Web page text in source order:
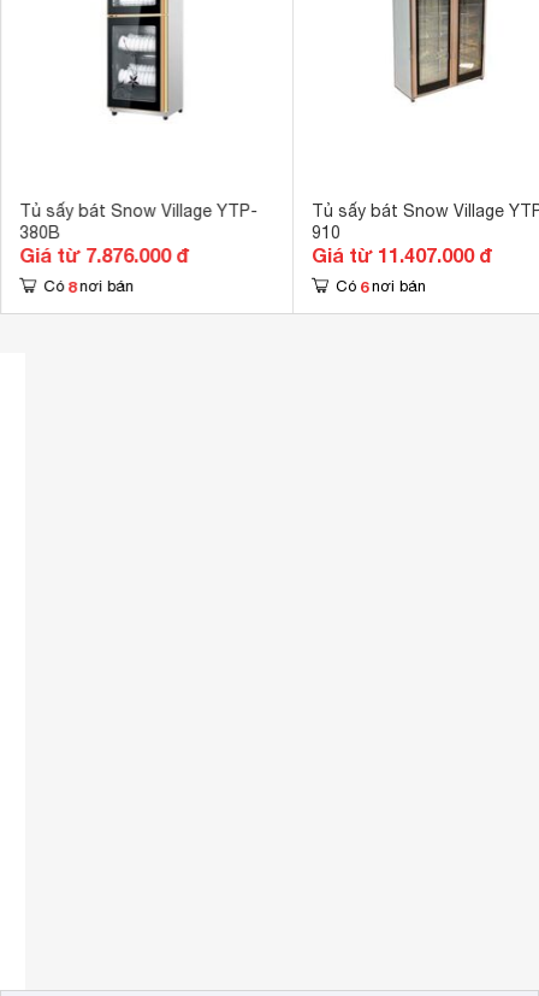
Tủ sấy bát Snow Village YTP-
380B
Giá từ 7.876.000 đ
Có 8 nơi bán
Tủ sấy bát Snow Village
910
Giá từ 11.407.000 đ
Có 6 nơi bán